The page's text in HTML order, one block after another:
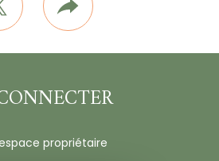
Plus
de
partage
propriétaire